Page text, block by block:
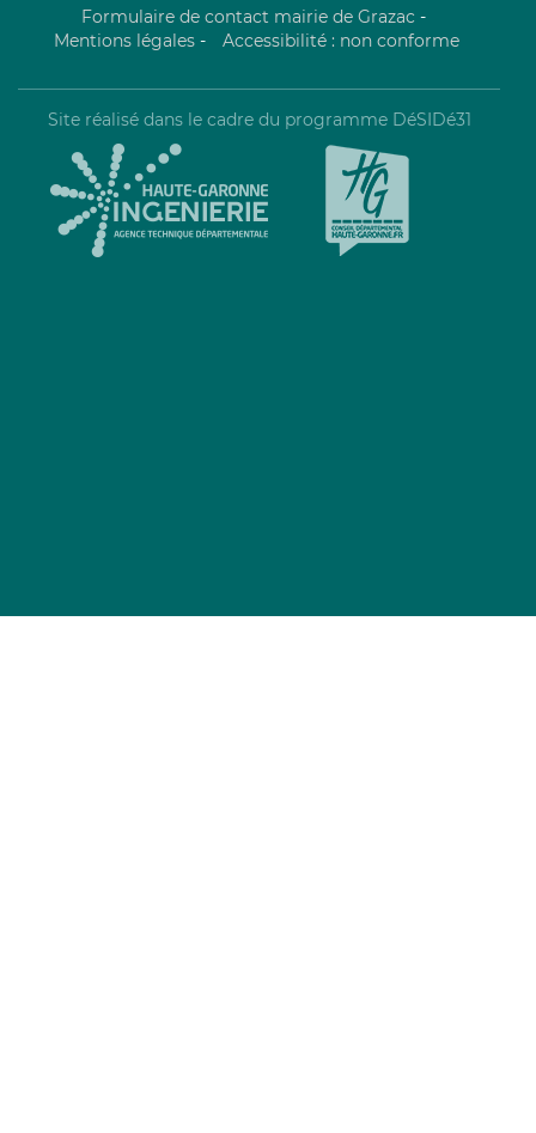
Formulaire de contact mairie de Grazac -
Mentions légales- Accessibilité : non conforme
Site réalisé dans le cadre du programme DéSIDé31